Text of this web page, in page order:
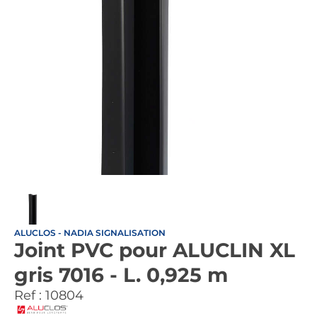
ALUCLOS - NADIA SIGNALISATION
Joint PVC pour ALUCLIN XL
gris 7016 - L. 0,925 m
Ref : 10804